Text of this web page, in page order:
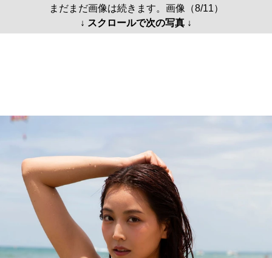
まだまだ画像は続きます。画像（8/11）
↓ スクロールで次の写真 ↓